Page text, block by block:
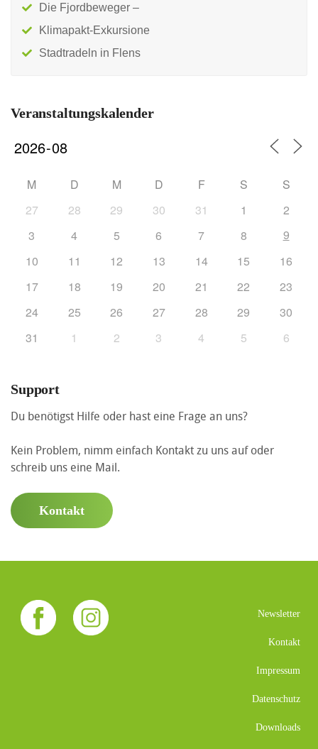
Die Fjordbeweger –
Klimapakt-Exkursione
Stadtradeln in Flens
Veranstaltungskalender
M D M D F S
S
27
28 29 30 31 1
2
3
4 5 6 7 8
9
10
11 12 13 14 15
16
17
18 19 20 21 22
23
24
25 26 27 28 29
30
31
1 2 3 4 5 6
Support
Du benötigst Hilfe oder hast eine Frage an uns?
Kein Problem, nimm einfach Kontakt zu uns auf oder
schreib uns eine Mail.
Kontakt
Newsletter
Kontakt
Impressum
Datenschutz
Downloads